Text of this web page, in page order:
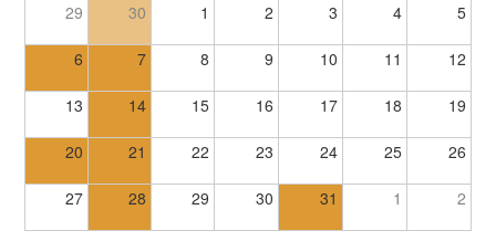
29 30 1 2 3 4 5
6 7 8 9 10 11 12
13 14 15 16 17 18 19
20 21 22 23 24 25 26
27 28 29 30 31 1 2